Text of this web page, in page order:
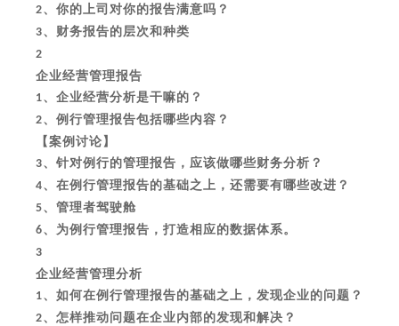
2、你的上司对你的报告满意吗？
3、财务报告的层次和种类
2
企业经营管理报告
1、企业经营分析是干嘛的？
2、例行管理报告包括哪些内容？
【案例讨论】
3、针对例行的管理报告，应该做哪些财务分析？
4、在例行管理报告的基础之上，还需要有哪些改进？
5、管理者驾驶舱
6、为例行管理报告，打造相应的数据体系。
3
企业经营管理分析
1、如何在例行管理报告的基础之上，发现企业的问题？
2、怎样推动问题在企业内部的发现和解决？